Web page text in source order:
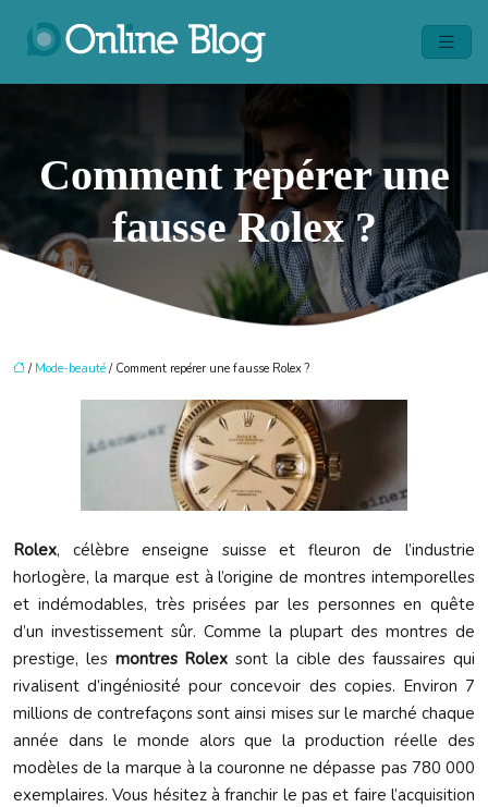
Comment repérer une
fausse Rolex ?
/ Mode-beauté / Comment repérer une fausse Rolex ?
Rolex, célèbre enseigne suisse et fleuron de l’industrie
horlogère, la marque est à l’origine de montres intemporelles
et indémodables, très prisées par les personnes en quête
d’un investissement sûr. Comme la plupart des montres de
prestige, les montres Rolex sont la cible des faussaires qui
rivalisent d’ingéniosité pour concevoir des copies. Environ 7
millions de contrefaçons sont ainsi mises sur le marché chaque
année dans le monde alors que la production réelle des
modèles de la marque à la couronne ne dépasse pas 780 000
exemplaires. Vous hésitez à franchir le pas et faire l’acquisition